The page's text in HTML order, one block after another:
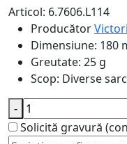
Articol: 6.7606.L114
Producător
Dimensiune: 180
Greutate: 25 g
Scop: Diverse
Solicită gravură
-